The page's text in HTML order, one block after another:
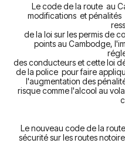
Le code de la route au
modifications et
de la loi sur les permis de
points au Cambodge,
des conducteurs et cette loi
de la police pour faire
l'augmentation des
risque comme l'alcool au
Le nouveau code de la
sécurité sur les routes